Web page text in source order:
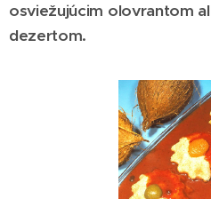
osviežujúcim olovrantom
dezertom.